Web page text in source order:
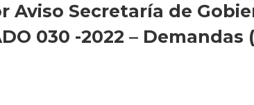
Secretaría de
030 -2022 –